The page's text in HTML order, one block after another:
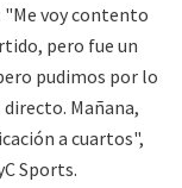
voy contento
pero fue un
pudimos por lo
Mañana,
a cuartos",
Sports.